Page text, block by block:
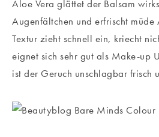
Aloe Vera glättet der Balsam
Augenfältchen und erfrischt
Textur zieht schnell ein, kriecht
eignet sich sehr gut als Make-up
ist der Geruch unschlagbar frisch